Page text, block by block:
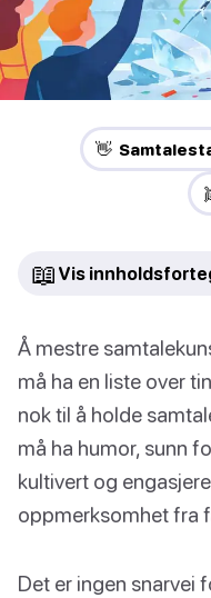
👋
📖 Vis
Å mestre
må ha en liste over
nok til å holde
må ha humor, sunn
kultivert og
oppmerksomhet fra
Det er ingen snarvei